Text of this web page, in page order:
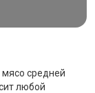
средней
любой